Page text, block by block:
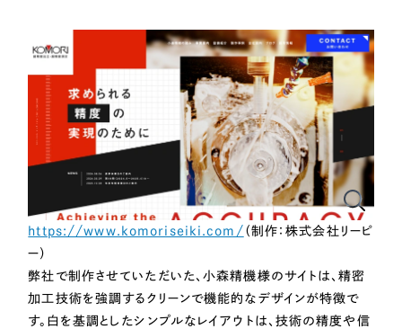
受賞・ノミネートも多数！
取引実績全国1,400以上。
コーボレートサイトやECサイトなど、「コンサルティング型」での
Webサイト制作を承ります。
制作実績を見てみる
https://www.komoriseiki.com/ （制作：株式会社リーピ
ー）
弊社で制作させていただいた、小森精機様のサイトは、精密
加工技術を強調するクリーンで機能的なデザインが特徴で
す。白を基調としたシンプルなレイアウトは、技術の精度や信